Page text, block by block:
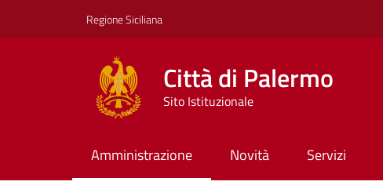
Regione Siciliana
Città di Palermo
Sito Istituzionale
Amministrazione Novità Servizi